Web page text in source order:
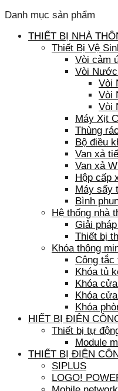
Danh mục sản phẩm
THIẾT BỊ NHÀ
Thiết Bị Vệ
Vòi cảm
Vòi
Vòi
Vòi
Vòi
Máy Xịt
Thùng
Bộ điều
Van xả
Van xả
Hộp cấp
Máy sấy
Bình
Hệ thống nhà
Giải
Thiết bị
Khóa thông
Công tắc
Khóa tủ
Khóa
Khóa
Khóa
HIẾT BỊ ĐIỆN
Thiết bị tự
Module
THIẾT BỊ ĐIỆN
SIPLUS
LOGO!